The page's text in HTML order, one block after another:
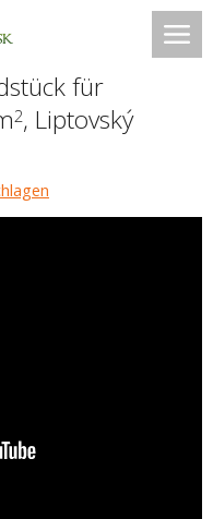
für
2, Liptovský